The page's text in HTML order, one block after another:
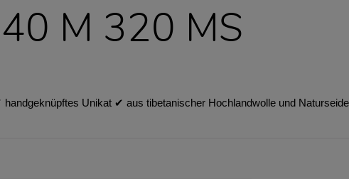
M 320 MS
Unikat ✔︎ aus tibetanischer Hochlandwolle und